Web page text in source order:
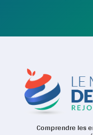
Comprendre les